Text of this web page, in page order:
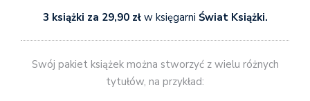
3 książki za 29,90 zł w księgarni Świat Książki.
Swój pakiet książek można stworzyć z wielu różnych
tytułów, na przykład: